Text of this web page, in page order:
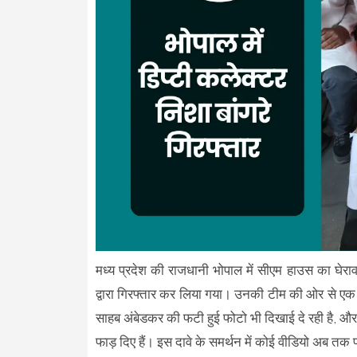
मध्य प्रदेश की राजधानी भोपाल में सीएम हाउस का
द्वारा गिरफ्तार कर लिया गया। उनकी टीम की ओर से
साहब अंबेडकर की फटी हुई फोटो भी दिखाई दे रही है,
फाड़ दिए हैं। इस दावे के समर्थन में कोई वीडियो अब तक